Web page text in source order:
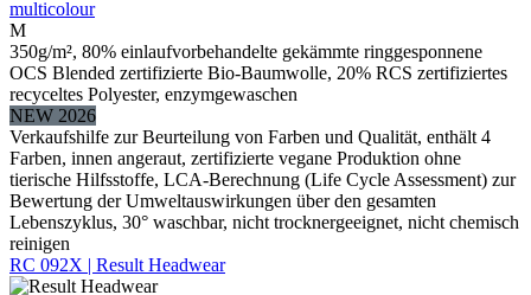
multicolour
M
350g/m², 80% einlaufvorbehandelte gekämmte ringgesponnene
OCS Blended zertifizierte Bio-Baumwolle, 20% RCS zertifiziertes
recyceltes Polyester, enzymgewaschen
NEW 2026
Verkaufshilfe zur Beurteilung von Farben und Qualität, enthält 4
Farben, innen angeraut, zertifizierte vegane Produktion ohne
tierische Hilfsstoffe, LCA-Berechnung (Life Cycle Assessment) zur
Bewertung der Umweltauswirkungen über den gesamten
Lebenszyklus, 30° waschbar, nicht trocknergeeignet, nicht chemisch
reinigen
RC 092X | Result Headwear